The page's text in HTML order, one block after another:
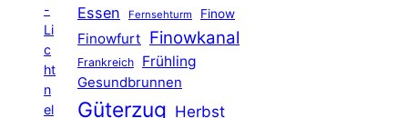
-
Li
c
ht
n
el
Essen Fernsehturm Finow
Finowfurt Finowkanal
Frankreich Frühling
Gesundbrunnen
Güterzug Herbst